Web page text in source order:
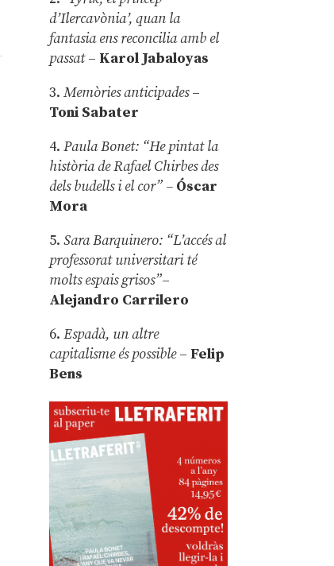
d’Ilercavònia’, quan la
fantasia ens reconcilia amb el
passat– Karol Jabaloyas
3.Memòries anticipades–
Toni Sabater
4.Paula Bonet: “He pintat la
història de Rafael Chirbes des
dels budells i el cor” – Óscar
Mora
5.Sara Barquinero: “L’accés al
professorat universitari té
molts espais grisos”–
Alejandro Carrilero
6.Espadà, un altre
capitalisme és possible – Felip
Bens